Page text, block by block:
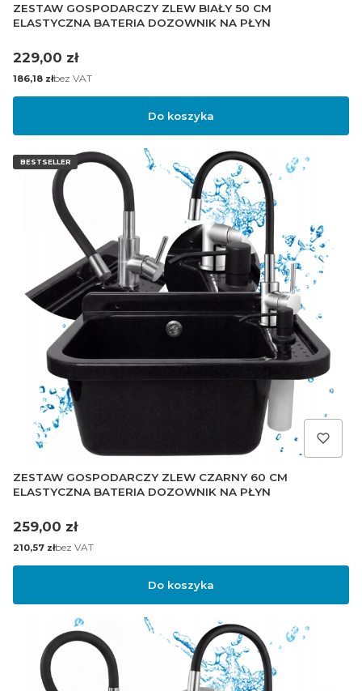
ZESTAW GOSPODARCZY ZLEW BIAŁY 50 CM
ELASTYCZNA BATERIA DOZOWNIK NA PŁYN
Cena
229,00 zł
Cena
186,18 złbez VAT
Do koszyka
BESTSELLER
ZESTAW GOSPODARCZY ZLEW CZARNY 60 CM
ELASTYCZNA BATERIA DOZOWNIK NA PŁYN
Cena
259,00 zł
Cena
210,57 złbez VAT
Do koszyka